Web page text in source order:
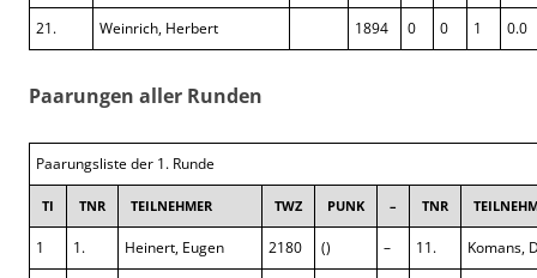
21. Weinrich, Herbert 1894 0 0 1 0.0
Paarungen aller Runden
Paarungsliste der 1. Runde
TI TNR TEILNEHMER TWZ PUNK – TNR
1 1. Heinert, Eugen 2180 () – 11. Komans,